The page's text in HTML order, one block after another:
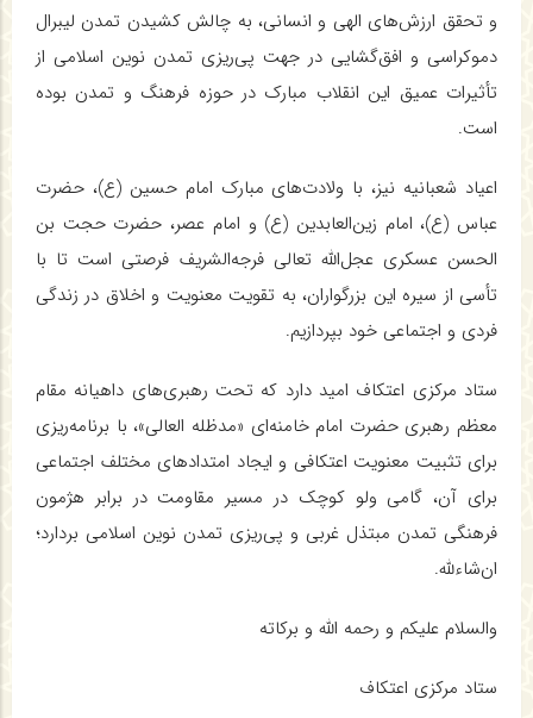
و تحقق ارزش‌های الهی و انسانی، به چالش کشیدن تمدن لیبرال
دموکراسی و افق‌گشایی در جهت پی‌ریزی تمدن نوین اسلامی از
تأثیرات عمیق این انقلاب مبارک در حوزه فرهنگ و تمدن بوده
است.
اعیاد شعبانیه نیز، با ولادت‌های مبارک امام حسین (ع)، حضرت
عباس (ع)، امام زین‌العابدین (ع) و امام عصر، حضرت حجت بن
الحسن عسکری عجل‌الله تعالی فرجه‌الشریف فرصتی است تا با
تأسی از سیره این بزرگواران، به تقویت معنویت و اخلاق در زندگی
فردی و اجتماعی خود بپردازیم.
ستاد مرکزی اعتکاف امید دارد که تحت رهبری‌های داهیانه مقام
معظم رهبری حضرت امام خامنه‌ای «مدظله العالی»، با برنامه‌ریزی
برای تثبیت معنویت اعتکافی و ایجاد امتدادهای مختلف اجتماعی
برای آن، گامی ولو کوچک در مسیر مقاومت در برابر هژمون
فرهنگی تمدن مبتذل غربی و پی‌ریزی تمدن نوین اسلامی بردارد؛
ان‌شاءلله.
والسلام علیکم و رحمه الله و برکاته
ستاد مرکزی اعتکاف